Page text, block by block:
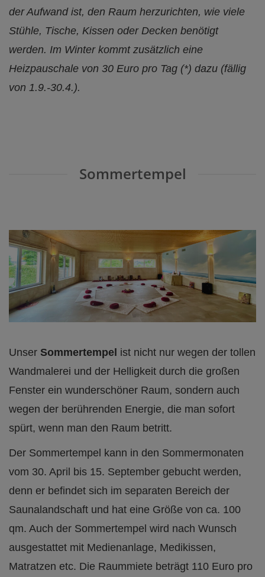
der Aufwand ist, den Raum herzurichten, wie viele
Stühle, Tische, Kissen oder Decken benötigt
werden. Im Winter kommt zusätzlich eine
Heizpauschale von 30 Euro pro Tag (*) dazu (fällig
von 1.9.-30.4.).
Sommertempel
Unser Sommertempel ist nicht nur wegen der tollen
Wandmalerei und der Helligkeit durch die großen
Fenster ein wunderschöner Raum, sondern auch
wegen der berührenden Energie, die man sofort
spürt, wenn man den Raum betritt.
Der Sommertempel kann in den Sommermonaten
vom 30. April bis 15. September gebucht werden,
denn er befindet sich im separaten Bereich der
Saunalandschaft und hat eine Größe von ca. 100
qm. Auch der Sommertempel wird nach Wunsch
ausgestattet mit Medienanlage, Medikissen,
Matratzen etc. Die Raummiete beträgt 110 Euro pro